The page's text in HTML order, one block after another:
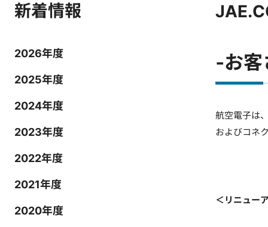
新着情報
2026年度
2025年度
2024年度
2023年度
2022年度
2021年度
2020年度
‐お
航空電子は
およびコネ
＜リニュー